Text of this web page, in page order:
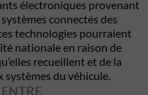
électroniques provenant
connectés des
technologies pourraient
nationale en raison de
recueillent et de la
systèmes du véhicule.